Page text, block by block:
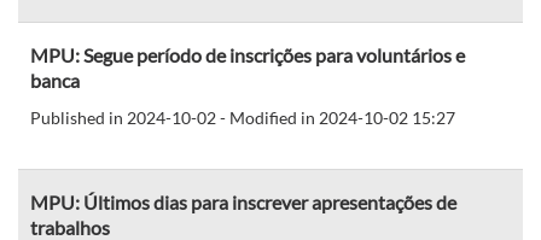
MPU: Segue período de inscrições para voluntários e
banca
Published in 2024-10-02 - Modified in 2024-10-02 15:27
MPU: Últimos dias para inscrever apresentações de
trabalhos